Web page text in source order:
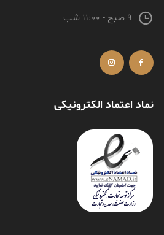
9 صبح - 11:00 شب
نماد اعتماد الکترونیکی